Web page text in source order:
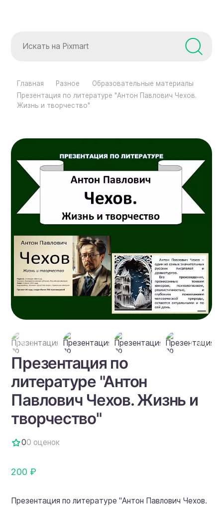
Главная Разное
Образовательные материалы
Презентация по литературе "Антон Павлович Чехов.
Жизнь и творчество"
Презентация по
литературе "Антон
Павлович Чехов. Жизнь и
творчество"
00 оценок
200 ₽
Презентация по литературе "Антон Павлович Чехов.